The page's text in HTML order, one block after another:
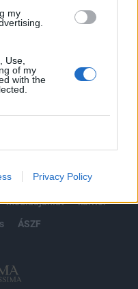
my
Use,
of my
with the
Privacy Policy
süti beállítások
médiaajánlat
karrier
ÁSZF